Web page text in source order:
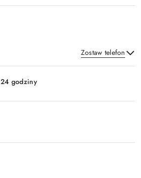
Zostaw telefon
24 godziny